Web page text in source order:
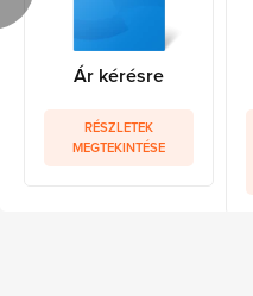
Ár kérésre
RÉSZLETEK
MEGTEKINTÉSE